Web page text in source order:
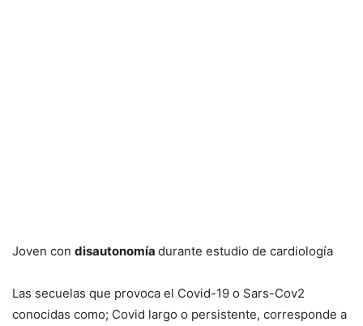
Joven con disautonomía durante estudio de cardiología
Las secuelas que provoca el Covid-19 o Sars-Cov2
conocidas como; Covid largo o persistente, corresponde a